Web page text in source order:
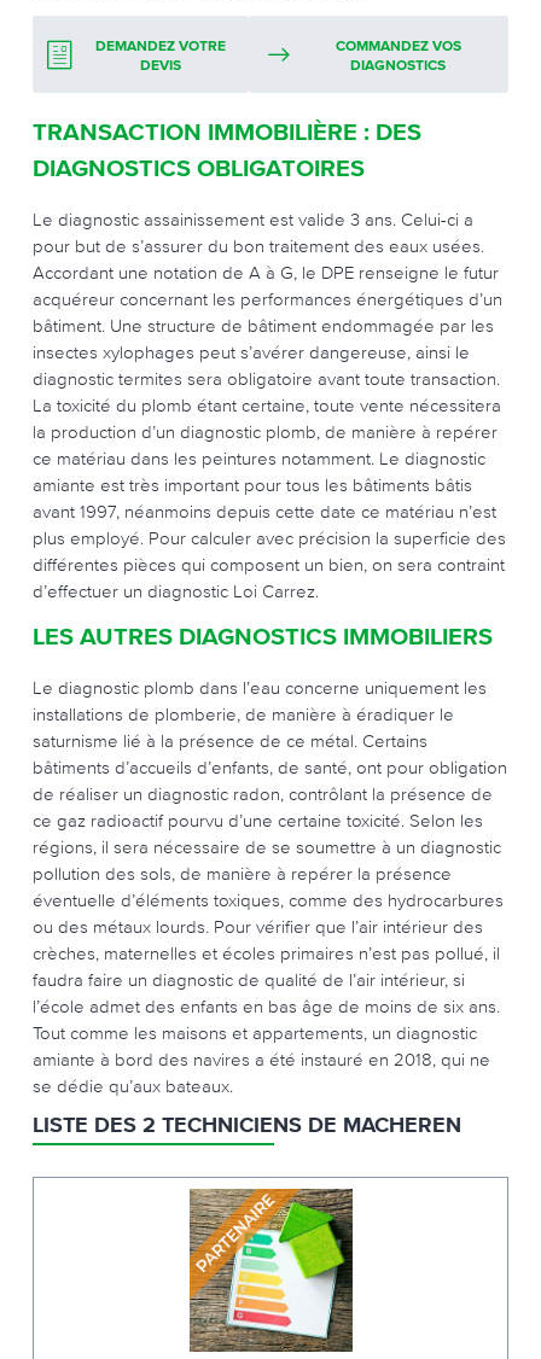
DEMANDEZ VOTRE
DEVIS
COMMANDEZ VOS
DIAGNOSTICS
TRANSACTION IMMOBILIÈRE : DES
DIAGNOSTICS OBLIGATOIRES
Le diagnostic assainissement est valide 3 ans. Celui-ci a
pour but de s’assurer du bon traitement des eaux usées.
Accordant une notation de A à G, le DPE renseigne le futur
acquéreur concernant les performances énergétiques d’un
bâtiment. Une structure de bâtiment endommagée par les
insectes xylophages peut s’avérer dangereuse, ainsi le
diagnostic termites sera obligatoire avant toute transaction.
La toxicité du plomb étant certaine, toute vente nécessitera
la production d’un diagnostic plomb, de manière à repérer
ce matériau dans les peintures notamment. Le diagnostic
amiante est très important pour tous les bâtiments bâtis
avant 1997, néanmoins depuis cette date ce matériau n’est
plus employé. Pour calculer avec précision la superficie des
différentes pièces qui composent un bien, on sera contraint
d’effectuer un diagnostic Loi Carrez.
LES AUTRES DIAGNOSTICS IMMOBILIERS
Le diagnostic plomb dans l’eau concerne uniquement les
installations de plomberie, de manière à éradiquer le
saturnisme lié à la présence de ce métal. Certains
bâtiments d’accueils d’enfants, de santé, ont pour obligation
de réaliser un diagnostic radon, contrôlant la présence de
ce gaz radioactif pourvu d’une certaine toxicité. Selon les
régions, il sera nécessaire de se soumettre à un diagnostic
pollution des sols, de manière à repérer la présence
éventuelle d’éléments toxiques, comme des hydrocarbures
ou des métaux lourds. Pour vérifier que l’air intérieur des
crèches, maternelles et écoles primaires n’est pas pollué, il
faudra faire un diagnostic de qualité de l’air intérieur, si
l’école admet des enfants en bas âge de moins de six ans.
Tout comme les maisons et appartements, un diagnostic
amiante à bord des navires a été instauré en 2018, qui ne
se dédie qu’aux bateaux.
LISTE DES 2 TECHNICIENS DE MACHEREN